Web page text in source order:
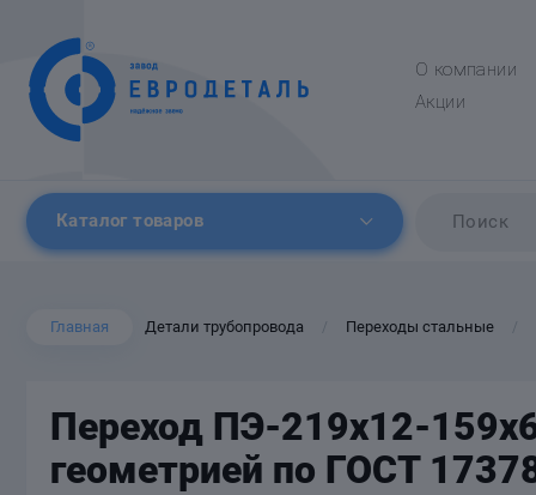
О компании
Акции
Каталог товаров
Главная Детали трубопровода Переходы стальные
Переход ПЭ-219х12-
геометрией по ГОСТ